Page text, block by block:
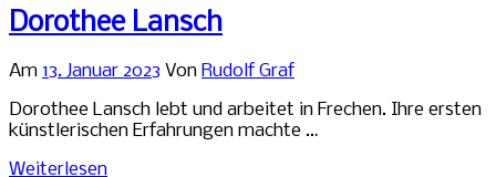
Dorothee Lansch
Am 13. Januar 2023 Von Rudolf Graf
Dorothee Lansch lebt und arbeitet in Frechen. Ihre ersten
künstlerischen Erfahrungen machte …
Weiterlesen